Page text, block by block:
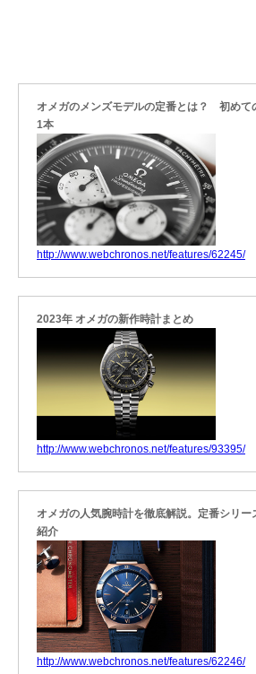
オメガのメンズモデルの定番とは？ 初めて
1本
http://www.webchronos.net/features/62245/
2023年 オメガの新作時計まとめ
http://www.webchronos.net/features/93395/
オメガの人気腕時計を徹底解説。定番シリ
紹介
http://www.webchronos.net/features/62246/